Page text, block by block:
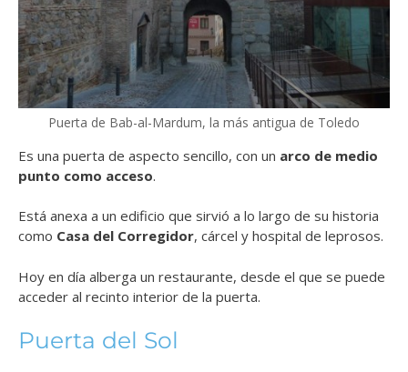
Puerta de Bab-al-Mardum, la más antigua de Toledo
Es una puerta de aspecto sencillo, con un arco de medio
punto como acceso.
Está anexa a un edificio que sirvió a lo largo de su historia
como Casa del Corregidor, cárcel y hospital de leprosos.
Hoy en día alberga un restaurante, desde el que se puede
acceder al recinto interior de la puerta.
Puerta del Sol